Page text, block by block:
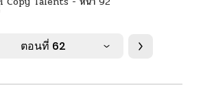
ตอนที่ 62